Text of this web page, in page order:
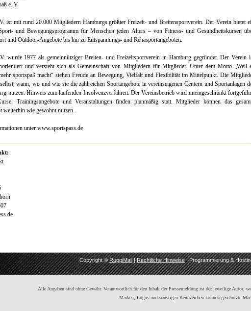
e. V.
ist mit rund 20.000 Mitgliedern Hamburgs größter Freizeit- und Breitensportverein. Der Verein bietet
und Bewegungsprogramm für Menschen jeden Alters – von Fitness- und Gesundheitskursen
und Outdoor-Angebote bis hin zu Entspannungs- und Rehasportangeboten.
wurde 1977 als gemeinnütziger Breiten- und Freizeitsportverein in Hamburg gegründet. Der Verein
und versteht sich als Gemeinschaft von Mitgliedern für Mitglieder. Unter dem Motto „Weil
sportspaß macht“ stehen Freude an Bewegung, Vielfalt und Flexibilität im Mittelpunkt. Die
wann, wo und wie sie die zahlreichen Sportangebote in vereinseigenen Centern und Sportanlagen
nutzen. Hinweis zum laufenden Insolvenzverfahren: Der Vereinsbetrieb wird uneingeschränkt
Trainingsangebote und Veranstaltungen finden planmäßig statt. Mitglieder können das
weiterhin wie gewohnt nutzen.
unter www.sportspass.de
Copyright ©RuppiMail|Rechtliche Hinweise| Programmierung &
Alle Angaben sind ohne Gewähr. Verantwortlich für den Inhalt der Pressemeldung ist der jeweilige Autor,
Marken, Logos und sonstigen Kennzeichen können geschützte